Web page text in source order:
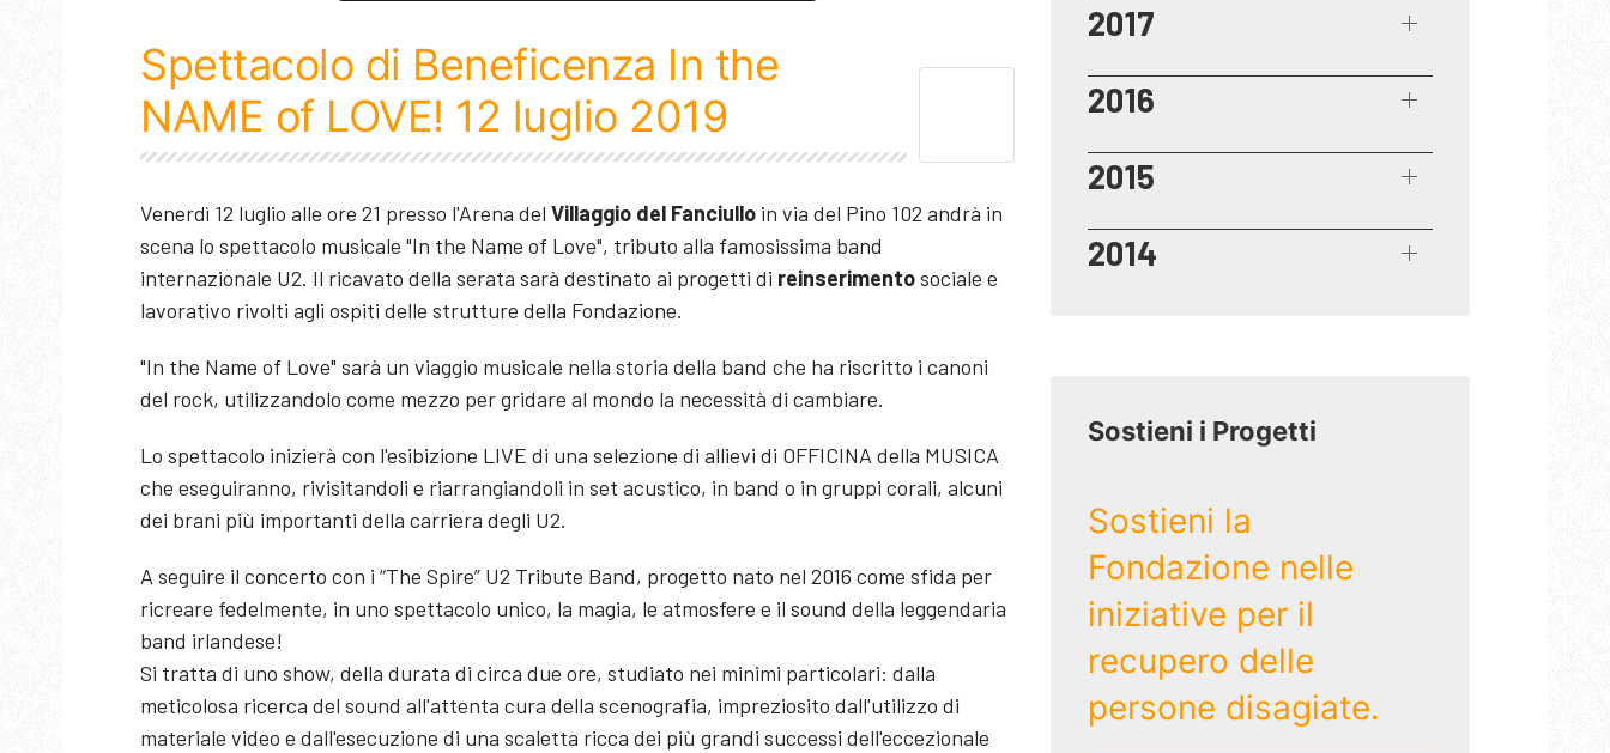
Spettacolo di Beneficenza In the
NAME of LOVE! 12 luglio 2019
Venerdì 12 luglio alle ore 21 presso l'Arena del Villaggio del Fanciullo in via del Pino 102 andrà in
scena lo spettacolo musicale "In the Name of Love", tributo alla famosissima band
internazionale U2. Il ricavato della serata sarà destinato ai progetti di reinserimentosociale e
lavorativo rivolti agli ospiti delle strutture della Fondazione.
"In the Name of Love" sarà un viaggio musicale nella storia della band che ha riscritto i canoni
del rock, utilizzandolo come mezzo per gridare al mondo la necessità di cambiare.
Lo spettacolo inizierà con l'esibizione LIVE di una selezione di allievi di OFFICINA della MUSICA
che eseguiranno, rivisitandoli e riarrangiandoli in set acustico, in band o in gruppi corali, alcuni
dei brani più importanti della carriera degli U2.
A seguire il concerto con i “The Spire” U2 Tribute Band, progetto nato nel 2016 come sfida per
ricreare fedelmente, in uno spettacolo unico, la magia, le atmosfere e il sound della leggendaria
band irlandese!
Si tratta di uno show, della durata di circa due ore, studiato nei minimi particolari: dalla
meticolosa ricerca del sound all'attenta cura della scenografia, impreziosito dall'utilizzo di
materiale video e dall'esecuzione di una scaletta ricca dei più grandi successi dell'eccezionale
2017
2016
2015
2014
Sostieni i Progetti
Sostieni la
Fondazione nelle
iniziative per il
recupero delle
persone disagiate.